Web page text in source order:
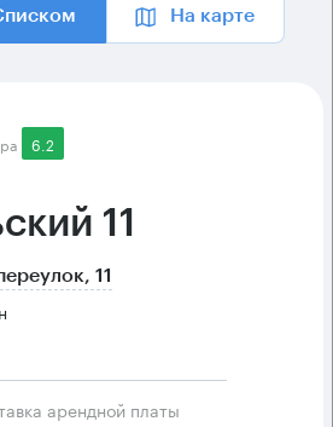
На карте
6.2
11
11
арендной платы